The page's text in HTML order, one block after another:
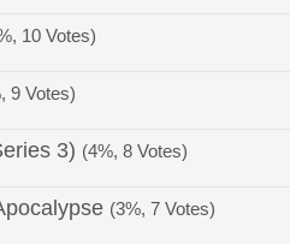
10 Votes)
9 Votes)
3) (4%, 8 Votes)
(3%, 7 Votes)